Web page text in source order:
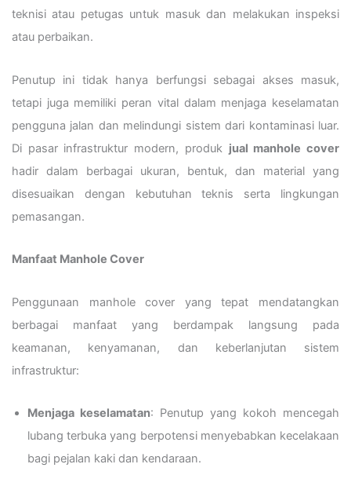
teknisi atau petugas untuk masuk dan melakukan inspeksi
atau perbaikan.
Penutup ini tidak hanya berfungsi sebagai akses masuk,
tetapi juga memiliki peran vital dalam menjaga keselamatan
pengguna jalan dan melindungi sistem dari kontaminasi luar.
Di pasar infrastruktur modern, produk jual manhole cover
hadir dalam berbagai ukuran, bentuk, dan material yang
disesuaikan dengan kebutuhan teknis serta lingkungan
pemasangan.
Manfaat Manhole Cover
Penggunaan manhole cover yang tepat mendatangkan
berbagai manfaat yang berdampak langsung pada
keamanan, kenyamanan, dan keberlanjutan sistem
infrastruktur:
Menjaga keselamatan: Penutup yang kokoh mencegah
lubang terbuka yang berpotensi menyebabkan kecelakaan
bagi pejalan kaki dan kendaraan.